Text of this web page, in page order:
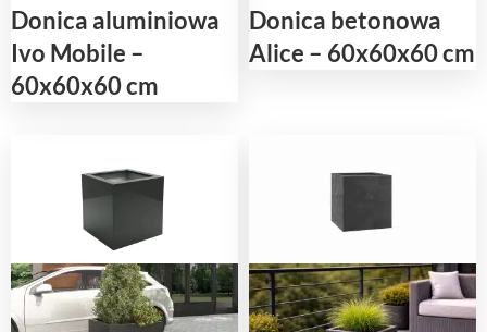
Donica aluminiowa
Ivo Mobile –
60x60x60 cm
Donica betonowa
Alice – 60x60x60 cm